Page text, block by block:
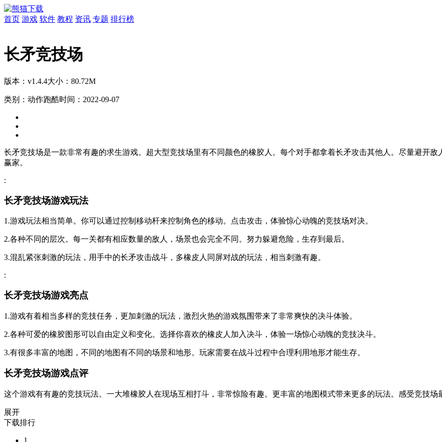
首页 游戏 软件 教程 资讯 专题 排行榜
长矛竞技场
版本：v1.4.4大小：80.72M
类别：动作跑酷时间：2022-09-07
长矛竞技场是一款非常有趣的求生游戏。超大型竞技场里有不同颜色的橡胶人。每个对手都拿着长矛攻击其他人。尽量避开
赢家。
:
长矛竞技场游戏玩法
1.游戏玩法相当简单。你可以通过控制移动杆来控制角色的移动。点击攻击，体验惊心动魄的竞技场对决。
2.各种不同的层次。每一关都有相应数量的敌人，场景也会完全不同。努力躲避危险，生存到最后。
3.混乱紧张刺激的玩法，用手中的长矛攻击战斗，多橡皮人同屏对战的玩法，相当刺激有趣。
:
长矛竞技场游戏亮点
1.游戏有着相当多样的竞技任务，更加刺激的玩法，激烈火热的游戏氛围带来了非常爽快的决斗体验。
2.各种可爱的橡胶图形可以自由定义和变化。选择你喜欢的橡皮人加入决斗，体验一场惊心动魄的竞技决斗。
3.有很多丰富的地图，不同的地图有不同的场景和地形。玩家需要在战斗过程中合理利用地形才能生存。
长矛竞技场游戏点评
这个游戏有有趣的竞技玩法。一大堆橡胶人在现场互相打斗，非常惊险有趣。更丰富的地图模式带来更多的玩法。感受竞技场
展开
下载排行